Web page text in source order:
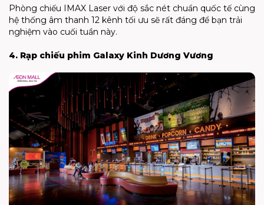
Phòng chiếu IMAX Laser với độ sắc nét chuẩn quốc tế cùng
hệ thống âm thanh 12 kênh tối ưu sẽ rất đáng để bạn trải
nghiệm vào cuối tuần này.
4. Rạp chiếu phim Galaxy Kinh Dương Vương